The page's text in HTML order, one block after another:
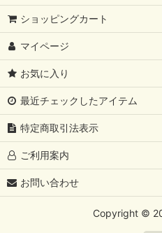
ショッピングカート
マイページ
お気に入り
最近チェックしたアイテム
特定商取引法表示
ご利用案内
お問い合わせ
Copyright ©